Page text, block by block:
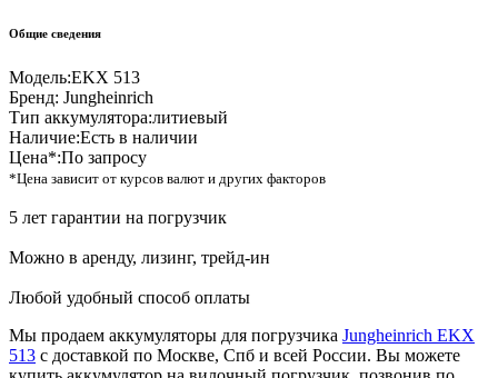
Общие сведения
Модель:EKX 513
Бренд: Jungheinrich
Тип аккумулятора:литиевый
Наличие:Есть в наличии
Цена*:По запросу
*Цена зависит от курсов валют и других факторов
5 лет гарантии на погрузчик
Можно в аренду, лизинг, трейд-ин
Любой удобный способ оплаты
Мы продаем аккумуляторы для погрузчика Jungheinrich EKX
513 с доставкой по Москве, Спб и всей России. Вы можете